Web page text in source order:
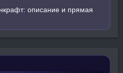
описание и прямая